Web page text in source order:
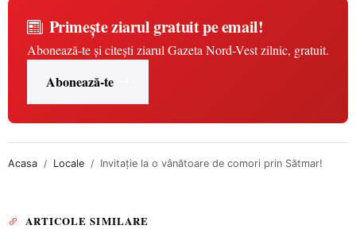
Primește ziarul gratuit pe email!
Abonează-te și citești ziarul Gazeta Nord-Vest zilnic, gratuit.
Abonează-te
Acasa Locale Invitație la o vânătoare de comori prin Sătmar!
ARTICOLE SIMILARE